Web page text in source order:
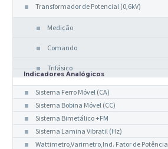
Transformador de Potencial (0,6kV)
Medição
Comando
Trifásico
Indicadores Analógicos
Sistema Ferro Móvel (CA)
Sistema Bobina Móvel (CC)
Sistema Bimetálico +FM
Sistema Lamina Vibratil (Hz)
Wattimetro,Varimetro,Ind. Fator de Potência